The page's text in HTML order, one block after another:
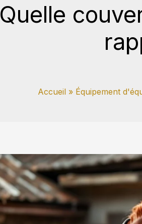
Quelle
Accueil Équipement